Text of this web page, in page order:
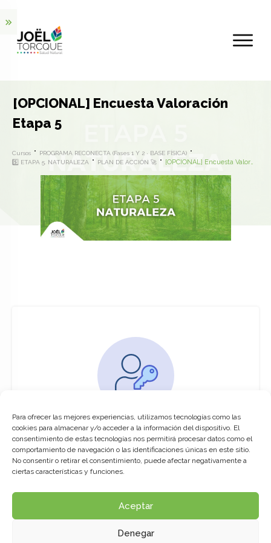
Para ofrecer las mejores experiencias, utilizamos tecnologías como las
cookies para almacenar y/o acceder a la información del dispositivo. El
consentimiento de estas tecnologías nos permitirá procesar datos como el
comportamiento de navegación o las identificaciones únicas en este sitio.
No consentir o retirar el consentimiento, puede afectar negativamente a
ciertas características y funciones.
Aceptar
Denegar
[OPCIONAL] Encuesta Valoración
Etapa 5
Cursos
PROGRAMA RECONECTA (Fases 1 Y 2 · BASE FÍSICA)
5️⃣ ETAPA 5. NATURALEZA
PLAN DE ACCIÓN 🚀 [OPCIONAL] Encuesta Valoración Etapa 5
You must be logged in to access this
course
This course is only available for registered
Click here to login